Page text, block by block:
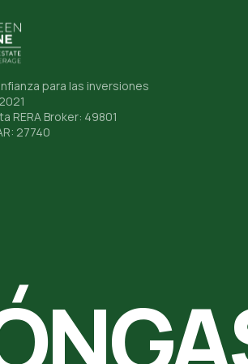
para las inversiones
RERA Broker: 49801
27740